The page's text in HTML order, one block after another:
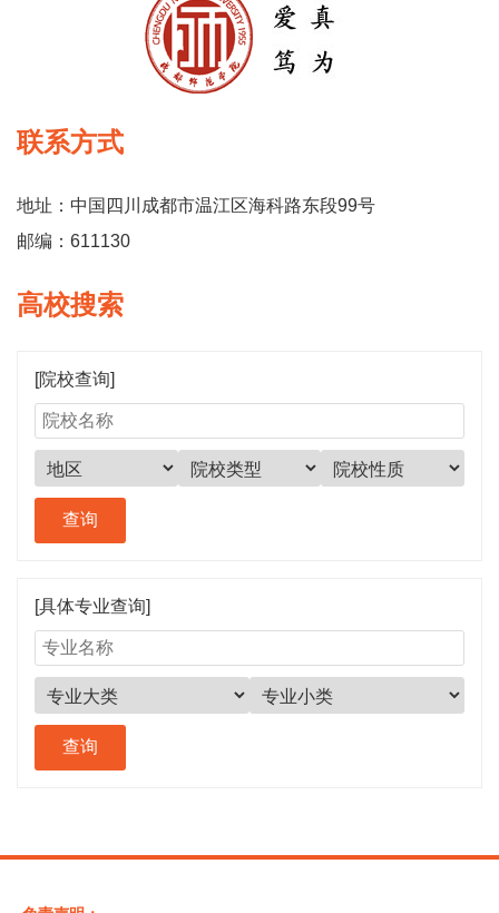
联系方式
地址：中国四川成都市温江区海科路东段99号
邮编：611130
高校搜索
[院校查询]
[具体专业查询]